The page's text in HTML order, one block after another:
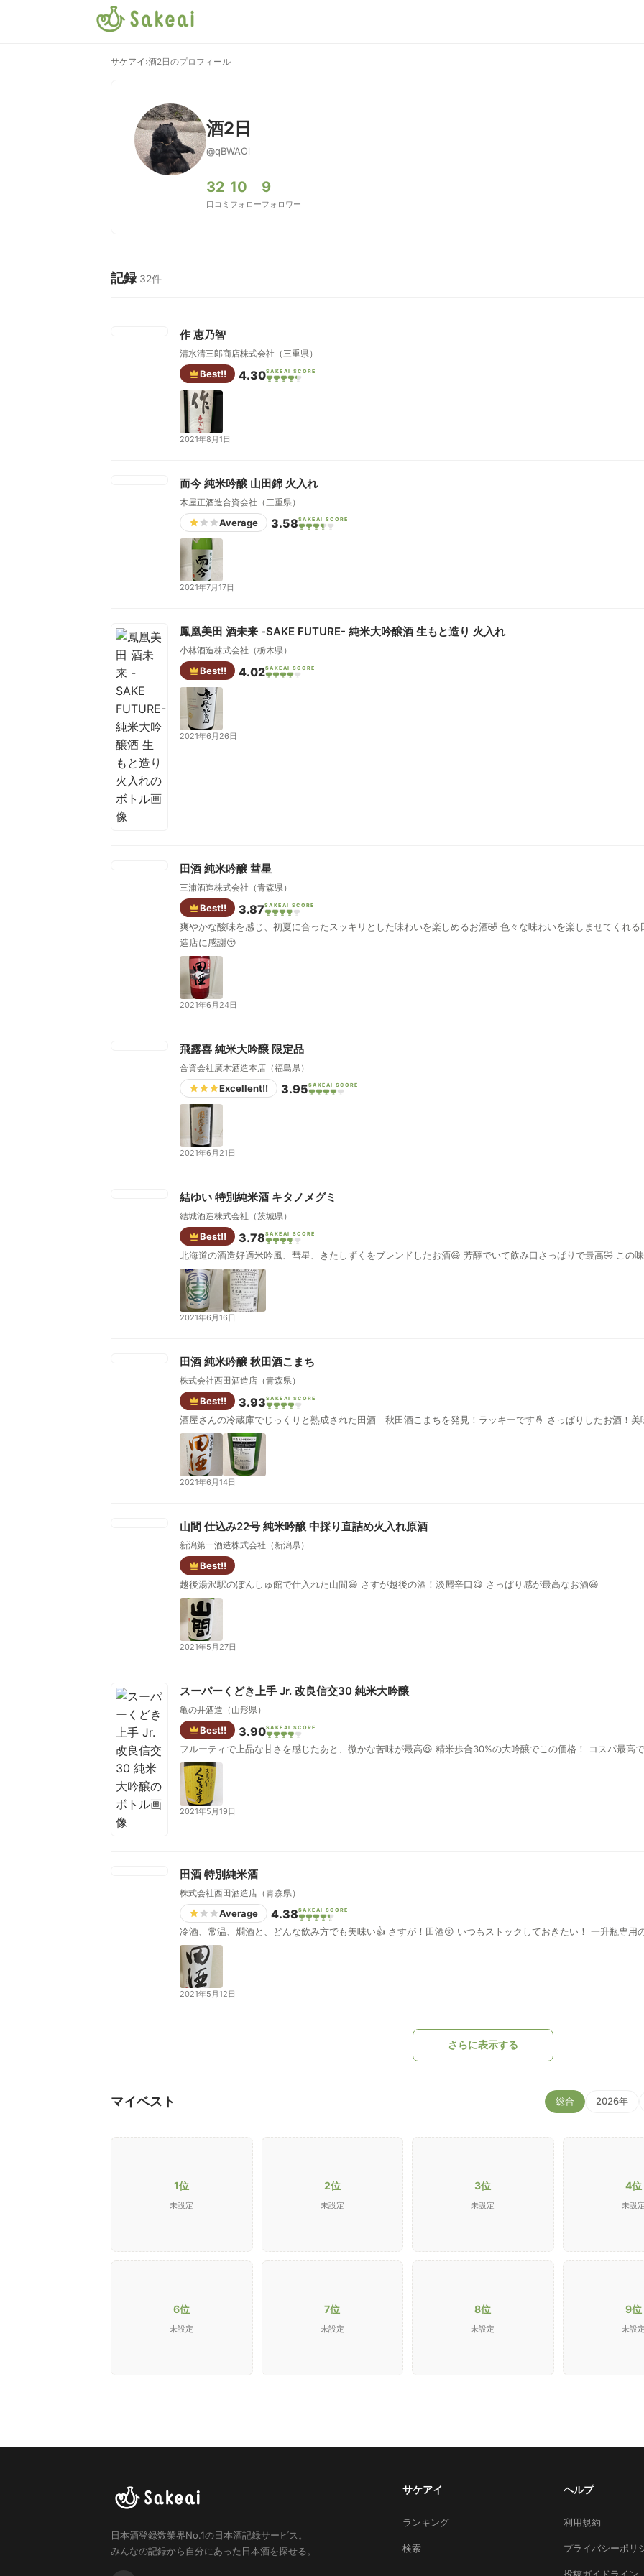
サケアイ ›酒2日のプロフィール
酒2日
@qBWAOl
32
口コミ
10
フォロー
9
フォロワー
記録 32件
作 恵乃智
清水清三郎商店株式会社（三重県）
Best!! 4.30SAKEAI SCORE
2021年8月1日
而今 純米吟醸 山田錦 火入れ
木屋正酒造合資会社（三重県）
Average 3.58SAKEAI SCORE
2021年7月17日
鳳凰美田 酒未来 -SAKE FUTURE- 純米大吟醸酒 生もと造り 火入れ
小林酒造株式会社（栃木県）
Best!! 4.02SAKEAI SCORE
2021年6月26日
田酒 純米吟醸 彗星
三浦酒造株式会社（青森県）
Best!! 3.87SAKEAI SCORE
爽やかな酸味を感じ、初夏に合ったスッキリとした味わいを楽しめるお酒🤣 色々な味わいを楽しませてくれ
造店に感謝😚
2021年6月24日
飛露喜 純米大吟醸 限定品
合資会社廣木酒造本店（福島県）
Excellent!! 3.95SAKEAI SCORE
2021年6月21日
結ゆい 特別純米酒 キタノメグミ
結城酒造株式会社（茨城県）
Best!! 3.78SAKEAI SCORE
北海道の酒造好適米吟風、彗星、きたしずくをブレンドしたお酒😄 芳醇でいて飲み口さっぱりで最高🤣 この
2021年6月16日
田酒 純米吟醸 秋田酒こまち
株式会社西田酒造店（青森県）
Best!! 3.93SAKEAI SCORE
酒屋さんの冷蔵庫でじっくりと熟成された田酒 秋田酒こまちを発見！ラッキーです🤞 さっぱりしたお酒！美
2021年6月14日
山間 仕込み22号 純米吟醸 中採り直詰め火入れ原酒
新潟第一酒造株式会社（新潟県）
Best!!
越後湯沢駅のぽんしゅ館で仕入れた山間😄 さすが越後の酒！淡麗辛口😋 さっぱり感が最高なお酒😆
2021年5月27日
スーパーくどき上手 Jr. 改良信交30 純米大吟醸
亀の井酒造（山形県）
Best!! 3.90SAKEAI SCORE
フルーティで上品な甘さを感じたあと、微かな苦味が最高😆 精米歩合30%の大吟醸でこの価格！ コスパ最高
2021年5月19日
田酒 特別純米酒
株式会社西田酒造店（青森県）
Average 4.38SAKEAI SCORE
冷酒、常温、燗酒と、どんな飲み方でも美味い👍 さすが！田酒😚 いつもストックしておきたい！ 一升瓶専用
2021年5月12日
さらに表示する
マイベスト 総合 2026年
1位
未設定
2位
未設定
3位
未設定
4位
未設定
6位
未設定
7位
未設定
8位
未設定
9位
未設定
日本酒登録数業界No.1の日本酒記録サービス。
みんなの記録から自分にあった日本酒を探せる。
サケアイ
ランキング
検索
ヘルプ
利用規約
プライバシーポリ